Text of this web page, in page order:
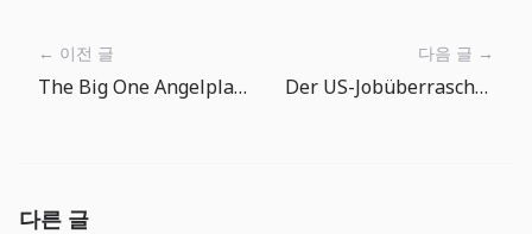
← 이전 글
The Big One Angelplatz-Route: Wo der nächste Wurf sinnvoll ist
다음 글 →
Der US-Jobüberraschungstest: Warum Kostenlaufzeit wichtiger ist als Zinshoffnung
다른 글